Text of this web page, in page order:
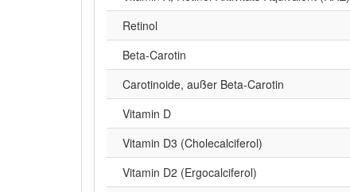
Retinol
Beta‑Carotin
Carotinoide, außer Beta-Carotin
Vitamin D
Vitamin D3 (Cholecalciferol)
Vitamin D2 (Ergocalciferol)